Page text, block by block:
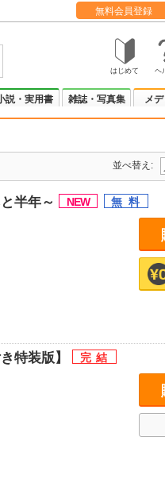
無料会員登録
はじめて ヘ
説・実用書 雑誌・写真集 メ
並べ替え:
半年～
特装版】